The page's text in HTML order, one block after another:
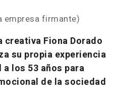
empresa firmante)
Fiona Dorado
su propia experiencia
los 53 años para
de la sociedad